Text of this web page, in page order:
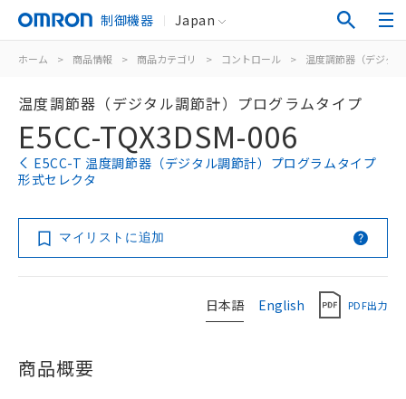
制御機器 Japan
ホーム > 商品情報 > 商品カテゴリ > コントロール > 温度調節器（デジタ
温度調節器（デジタル調節計）プログラムタイプ
E5CC-TQX3DSM-006
E5CC-T 温度調節器（デジタル調節計）プログラムタイプ
形式セレクタ
マイリストに追加
日本語 English PDF出力
商品概要